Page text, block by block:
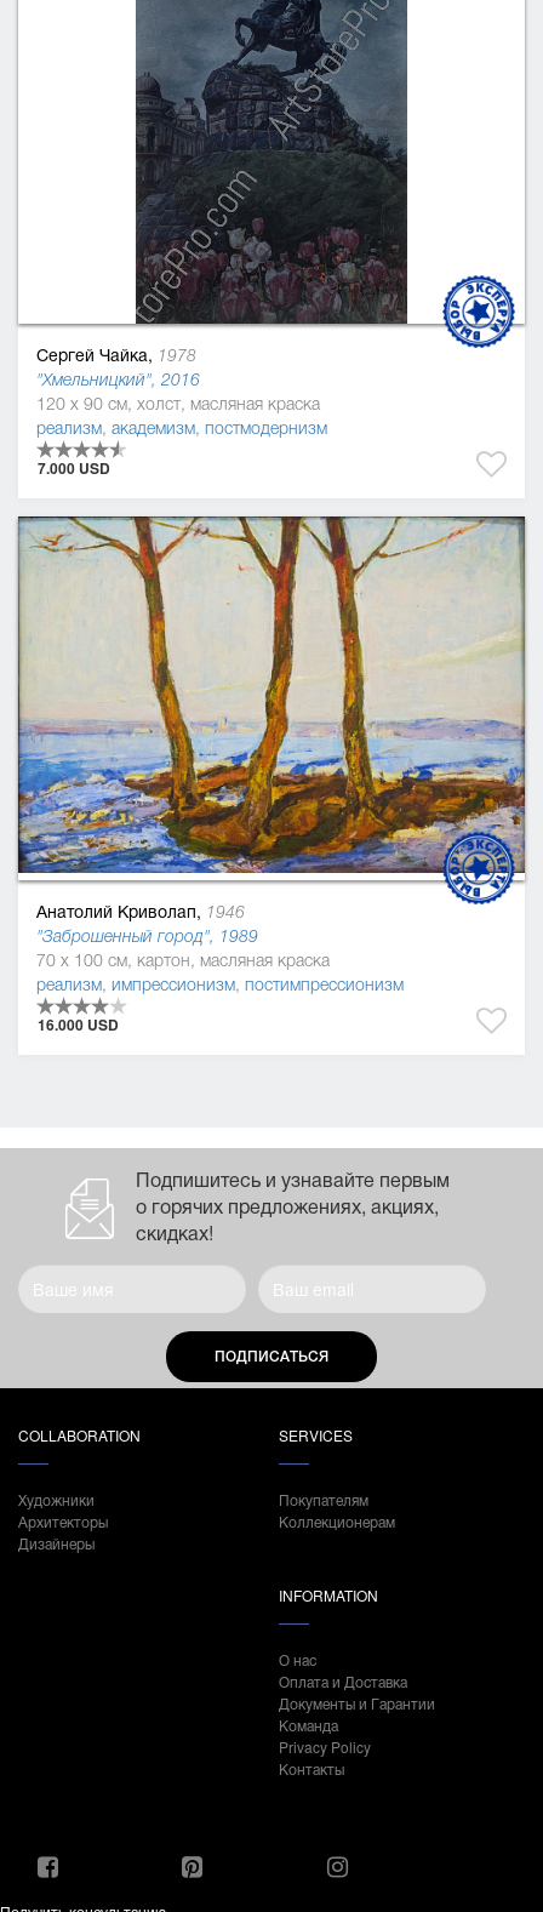
Сергей Чайка, 1978
"Хмельницкий", 2016
120 x 90 см, холст, масляная краска
реализм, академизм, постмодернизм
7.000 USD
Анатолий Криволап, 1946
"Заброшенный город", 1989
70 x 100 см, картон, масляная краска
реализм, импрессионизм, постимпрессионизм
16.000 USD
Подпишитесь и узнавайте первым
о горячих предложениях, акциях,
скидках!
ПОДПИСАТЬСЯ
COLLABORATION
Художники
Архитекторы
Дизайнеры
SERVICES
Покупателям
Коллекционерам
INFORMATION
О нас
Оплата и Доставка
Документы и Гарантии
Команда
Privacy Policy
Контакты